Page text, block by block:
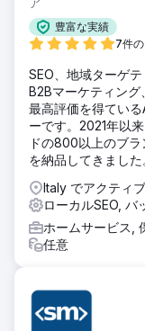
豊富な実績
7件の
SEO、地域ターゲ
B2Bマーケティング
最高評価を得てい
ーです。2021年以
ドの800以上のブ
を納品してきました
Italy でアクティブ
ローカルSEO, バ
ホームサービス,
任意